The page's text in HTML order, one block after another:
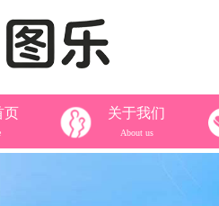
页 关于我们
About us